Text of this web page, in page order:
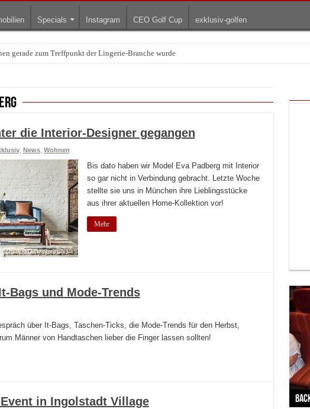
Specials Instagram CEO Golf Cup exklusiv-golfen
gerade zum Treffpunkt der Lingerie-Branche wurde
in München: Warum die rollenden Kunstwerke bis heute einzigartig sind
die Interior-Designer gegangen
, News, Wohnen
Bis dato haben wir Model Eva Padberg mit Interior
so gar nicht in Verbindung gebracht. Letzte Woche
stellte sie uns in München ihre Lieblingsstücke
aus ihrer aktuellen Home-Kollektion vor!
Mehr
Bags und Mode-Trends
über It-Bags, Taschen-Ticks, die Mode-Trends für den Herbst,
Männer von Handtaschen lieber die Finger lassen sollten!
in Ingolstadt Village
Zu